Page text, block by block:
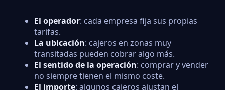
El operador: cada empresa fija sus propias
tarifas.
La ubicación: cajeros en zonas muy
transitadas pueden cobrar algo más.
El sentido de la operación: comprar y vender
no siempre tienen el mismo coste.
El importe: algunos cajeros ajustan el